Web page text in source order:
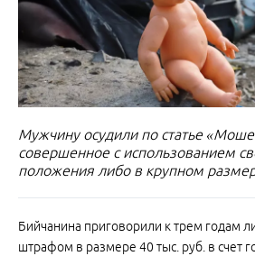
Мужчину осудили по статье
совершенное с использованием
положения либо в крупном
Бийчанина приговорили к трем годам
штрафом в размере 40 тыс. руб. в счет